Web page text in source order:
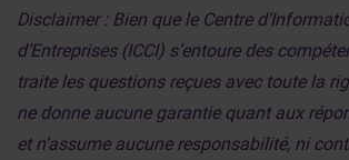
Disclaimer : Bien que le Centre
d’Entreprises (ICCI) s’entoure des
traite les questions reçues avec toute la
ne donne aucune garantie quant aux
et n’assume aucune responsabilité, ni